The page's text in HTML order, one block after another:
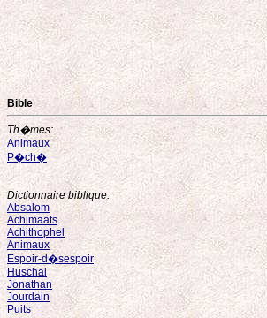
Bible
Th�mes:
Animaux
P�ch�
Dictionnaire biblique:
Absalom
Achimaats
Achithophel
Animaux
Espoir-d�sespoir
Huschai
Jonathan
Jourdain
Puits